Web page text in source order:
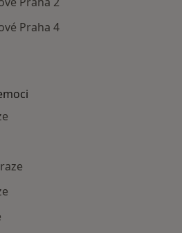
Praha 4